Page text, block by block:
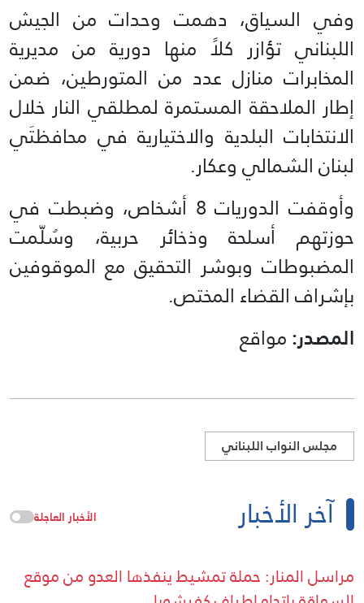
وفي السياق، دهمت وحدات من الجيش
اللبناني تؤازر كلاً منها دورية من مديرية
المخابرات منازل عدد من المتورطين، ضمن
إطار الملاحقة المستمرة لمطلقي النار خلال
الانتخابات البلدية والاختيارية في محافظتَي
لبنان الشمالي وعكار.
وأوقفت الدوريات 8 أشخاص، وضبطت في
حوزتهم أسلحة وذخائر حربية، وسُلّمت
المضبوطات وبوشر التحقيق مع الموقوفين
بإشراف القضاء المختص.
المصدر:مواقع
مجلس النواب اللبناني
آخر الأخبار الأخبار العاجلة
مراسل المنار: حملة تمشيط ينفذها العدو من موقع